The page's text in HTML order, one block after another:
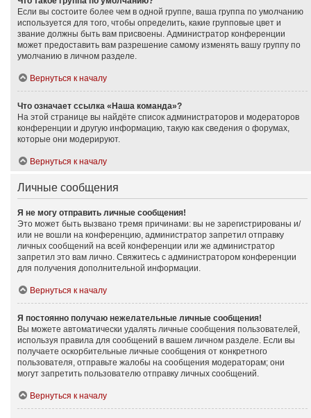
Если вы состоите более чем в одной группе, ваша группа по умолчанию
используется для того, чтобы определить, какие групповые цвет и
звание должны быть вам присвоены. Администратор конференции
может предоставить вам разрешение самому изменять вашу группу по
умолчанию в личном разделе.
Вернуться к началу
Что означает ссылка «Наша команда»?
На этой странице вы найдёте список администраторов и модераторов
конференции и другую информацию, такую как сведения о форумах,
которые они модерируют.
Вернуться к началу
Личные сообщения
Я не могу отправить личные сообщения!
Это может быть вызвано тремя причинами: вы не зарегистрированы и/
или не вошли на конференцию, администратор запретил отправку
личных сообщений на всей конференции или же администратор
запретил это вам лично. Свяжитесь с администратором конференции
для получения дополнительной информации.
Вернуться к началу
Я постоянно получаю нежелательные личные сообщения!
Вы можете автоматически удалять личные сообщения пользователей,
используя правила для сообщений в вашем личном разделе. Если вы
получаете оскорбительные личные сообщения от конкретного
пользователя, отправьте жалобы на сообщения модераторам; они
могут запретить пользователю отправку личных сообщений.
Вернуться к началу